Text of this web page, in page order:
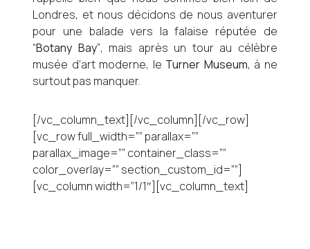
Londres, et nous décidons de nous aventurer
pour une balade vers la falaise réputée de
“Botany Bay”, mais après un tour au célèbre
musée d’art moderne, le Turner Museum, à ne
surtout pas manquer.
[/vc_column_text][/vc_column][/vc_row]
[vc_row full_width=”” parallax=””
parallax_image=”” container_class=””
color_overlay=”” section_custom_id=””]
[vc_column width=”1/1″][vc_column_text]